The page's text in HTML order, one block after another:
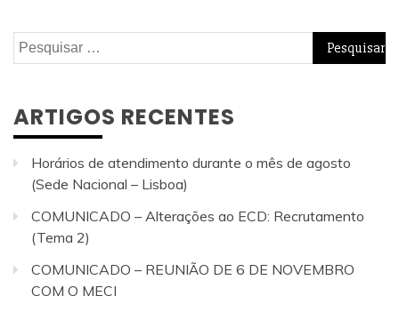
Pesquisar
por:
ARTIGOS RECENTES
Horários de atendimento durante o mês de agosto
(Sede Nacional – Lisboa)
COMUNICADO – Alterações ao ECD: Recrutamento
(Tema 2)
COMUNICADO – REUNIÃO DE 6 DE NOVEMBRO
COM O MECI